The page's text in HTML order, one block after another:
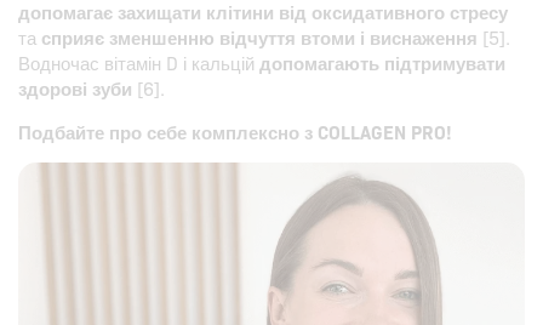
допомагає захищати клітини від оксидативного стресу
та сприяє зменшенню відчуття втоми і виснаження [5].
Водночас вітамін D і кальцій допомагають підтримувати
здорові зуби [6].
Подбайте про себе комплексно з COLLAGEN PRO!